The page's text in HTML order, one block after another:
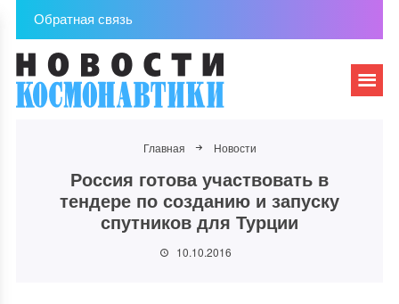
Обратная связь
Главная Новости
Россия готова участвовать в
тендере по созданию и запуску
спутников для Турции
10.10.2016